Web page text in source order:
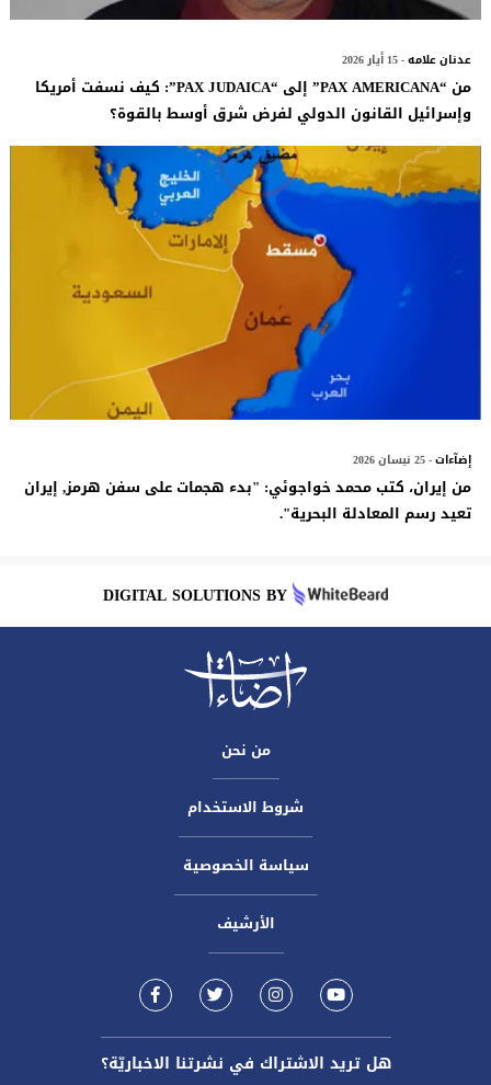
عدنان علامه- 15 أيار 2026
من “PAX AMERICANA” إلى “PAX JUDAICA”: كيف نسفت أمريكا
وإسرائيل القانون الدولي لفرض شرق أوسط بالقوة؟
إضآءات- 25 نيسان 2026
من إيران، كتب محمد خواجوئي: "بدء هجمات على سفن هرمز, إيران
تعيد رسم المعادلة البحرية".
DIGITAL SOLUTIONS BY
من نحن
شروط الاستخدام
سياسة الخصوصية
الأرشيف
هل تريد الاشتراك في نشرتنا الاخباريّة؟